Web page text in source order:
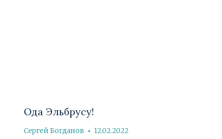
Ода Эльбрусу!
Сергей Богданов 12.02.2022